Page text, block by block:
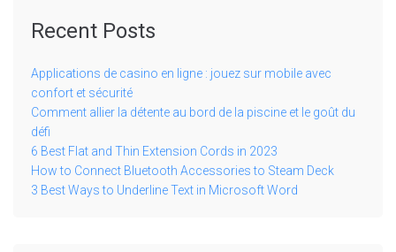
Recent Posts
Applications de casino en ligne : jouez sur mobile avec
confort et sécurité
Comment allier la détente au bord de la piscine et le goût du
défi
6 Best Flat and Thin Extension Cords in 2023
How to Connect Bluetooth Accessories to Steam Deck
3 Best Ways to Underline Text in Microsoft Word